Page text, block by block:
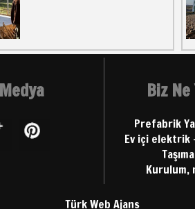
Biz Ne
Prefabrik
Ev içi elektrik
Kurulum,
Türk Web Ajans